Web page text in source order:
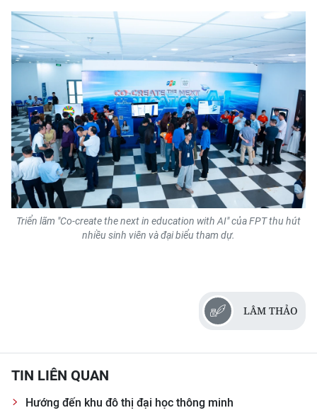
Triển lãm "Co-create the next in education with AI" của FPT thu hút
nhiều sinh viên và đại biểu tham dự.
LÂM THẢO
TIN LIÊN QUAN
Hướng đến khu đô thị đại học thông minh